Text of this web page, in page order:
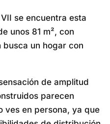
se encuentra esta
unos 81 m², con
busca un hogar con
de amplitud
parecen
ves en persona, ya que